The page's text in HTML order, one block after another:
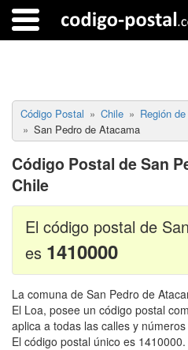
Código Postal Chile
Región
San Pedro de Atacama
Código Postal de San
Chile
El código postal de
es 1410000
La comuna de San Pedro de
El Loa, posee un código postal
aplica a todas las calles y
El código postal único es 1410000.